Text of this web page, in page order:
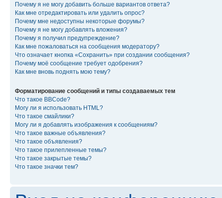
Почему я не могу добавить больше вариантов ответа?
Как мне отредактировать или удалить опрос?
Почему мне недоступны некоторые форумы?
Почему я не могу добавлять вложения?
Почему я получил предупреждение?
Как мне пожаловаться на сообщения модератору?
Что означает кнопка «Сохранить» при создании сообщения?
Почему моё сообщение требует одобрения?
Как мне вновь поднять мою тему?
Форматирование сообщений и типы создаваемых тем
Что такое BBCode?
Могу ли я использовать HTML?
Что такое смайлики?
Могу ли я добавлять изображения к сообщениям?
Что такое важные объявления?
Что такое объявления?
Что такое прилепленные темы?
Что такое закрытые темы?
Что такое значки тем?